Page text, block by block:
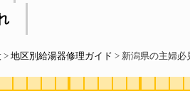
> 地区別給湯器修理ガイド > 新潟県の主婦必